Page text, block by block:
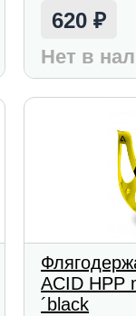
620₽
Нет в
ACID HPP
´black